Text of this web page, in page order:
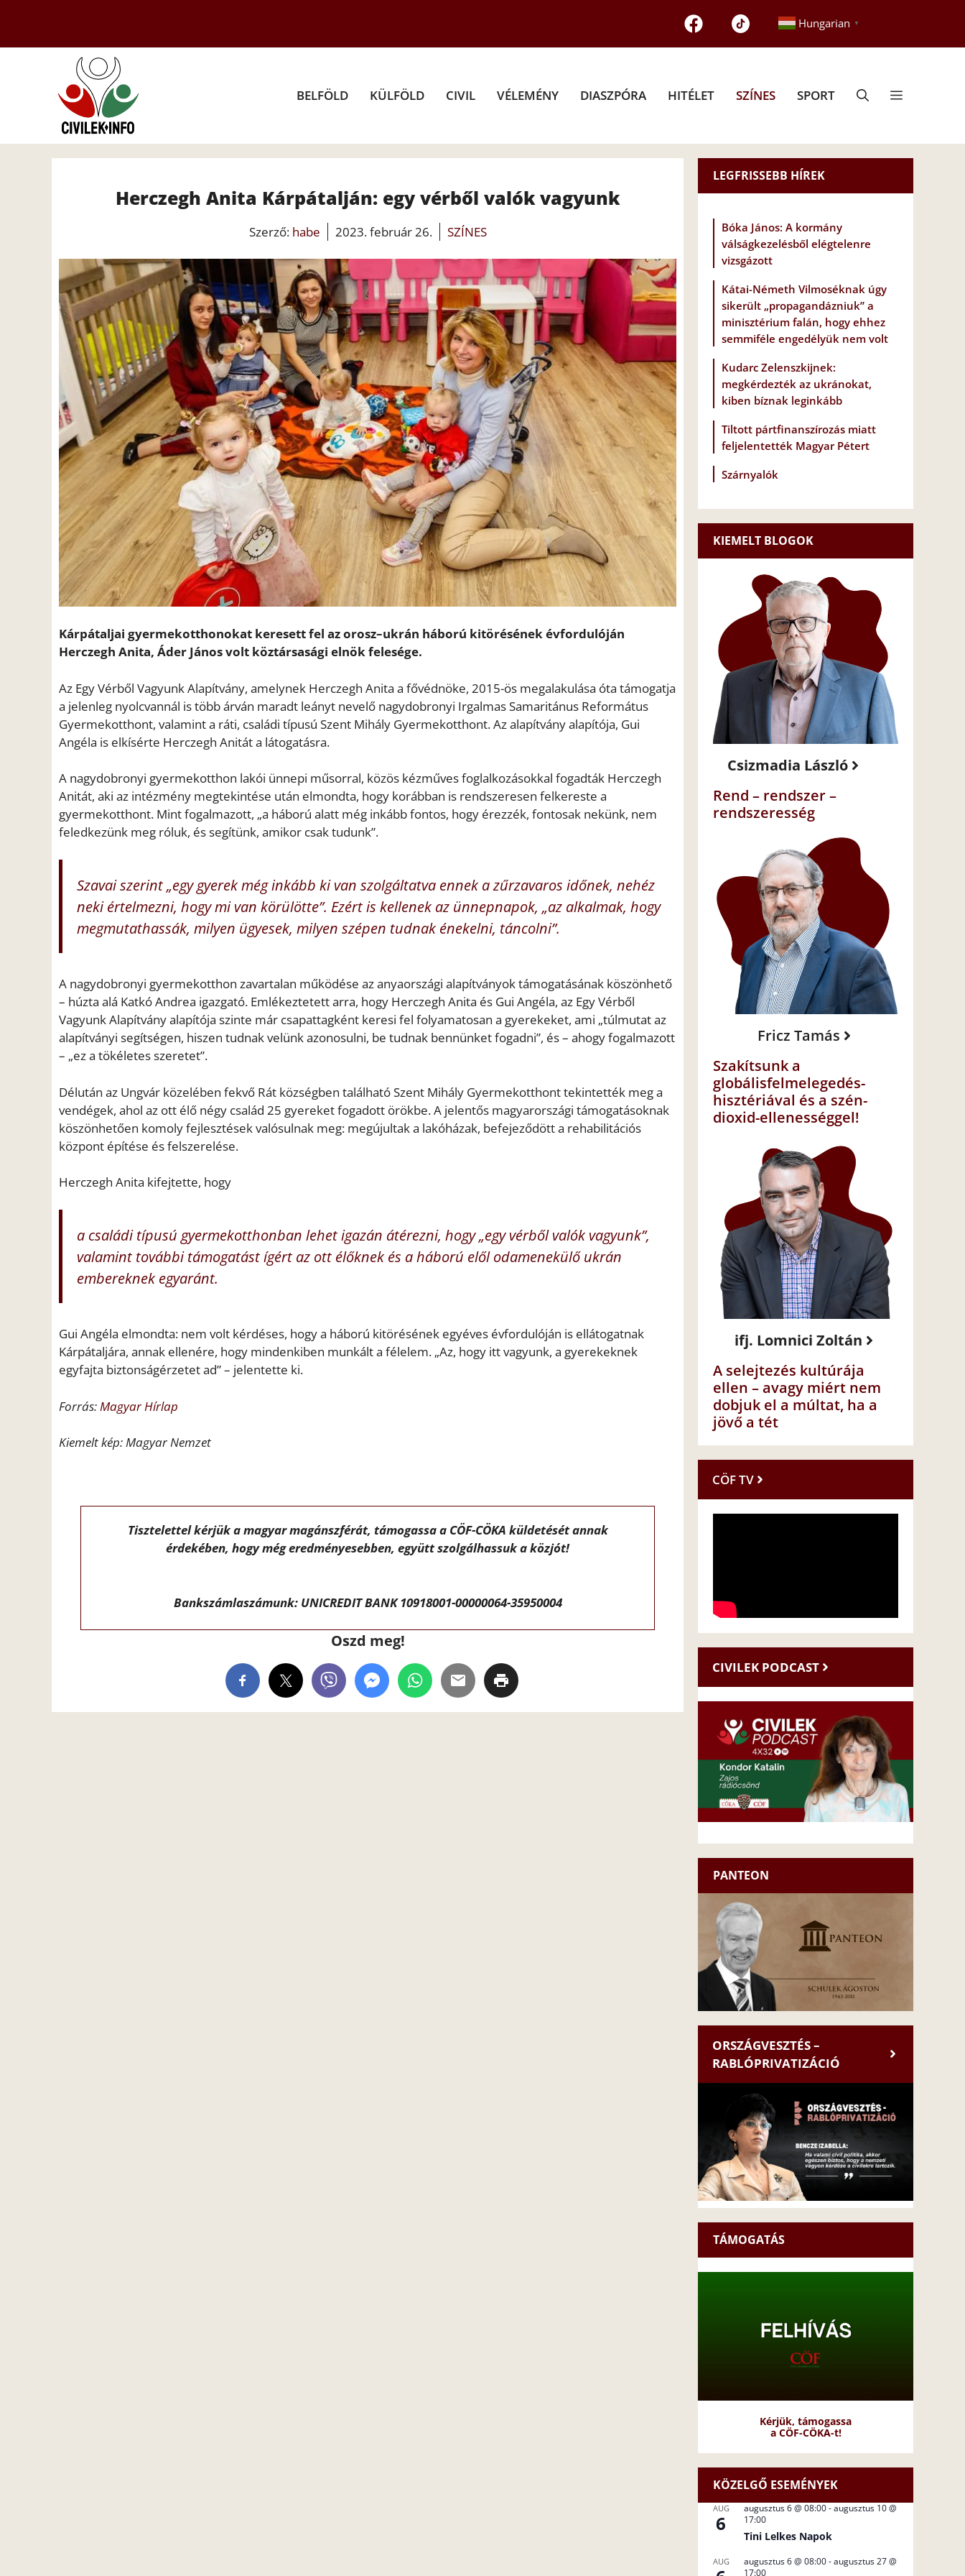
tartalomba
Hungarian ▼
BELFÖLD KÜLFÖLD CIVIL VÉLEMÉNY DIASZPÓRA HITÉLET SZÍNES SPORT
Herczegh Anita Kárpátalján: egy vérből valók vagyunk
Szerző: habe 2023. február 26. SZÍNES
Kárpátaljai gyermekotthonokat keresett fel az orosz–ukrán háború kitörésének évfordulóján
Herczegh Anita, Áder János volt köztársasági elnök felesége.
Az Egy Vérből Vagyunk Alapítvány, amelynek Herczegh Anita a fővédnöke, 2015-ös megalakulása óta támogatja
a jelenleg nyolcvannál is több árván maradt leányt nevelő nagydobronyi Irgalmas Samaritánus Református
Gyermekotthont, valamint a ráti, családi típusú Szent Mihály Gyermekotthont. Az alapítvány alapítója, Gui
Angéla is elkísérte Herczegh Anitát a látogatásra.
A nagydobronyi gyermekotthon lakói ünnepi műsorral, közös kézműves foglalkozásokkal fogadták Herczegh
Anitát, aki az intézmény megtekintése után elmondta, hogy korábban is rendszeresen felkereste a
gyermekotthont. Mint fogalmazott, „a háború alatt még inkább fontos, hogy érezzék, fontosak nekünk, nem
feledkezünk meg róluk, és segítünk, amikor csak tudunk”.
Szavai szerint „egy gyerek még inkább ki van szolgáltatva ennek a zűrzavaros időnek, nehéz
neki értelmezni, hogy mi van körülötte”. Ezért is kellenek az ünnepnapok, „az alkalmak, hogy
megmutathassák, milyen ügyesek, milyen szépen tudnak énekelni, táncolni”.
A nagydobronyi gyermekotthon zavartalan működése az anyaországi alapítványok támogatásának köszönhető
– húzta alá Katkó Andrea igazgató. Emlékeztetett arra, hogy Herczegh Anita és Gui Angéla, az Egy Vérből
Vagyunk Alapítvány alapítója szinte már csapattagként keresi fel folyamatosan a gyerekeket, ami „túlmutat az
alapítványi segítségen, hiszen tudnak velünk azonosulni, be tudnak bennünket fogadni”, és – ahogy fogalmazott
– „ez a tökéletes szeretet”.
Délután az Ungvár közelében fekvő Rát községben található Szent Mihály Gyermekotthont tekintették meg a
vendégek, ahol az ott élő négy család 25 gyereket fogadott örökbe. A jelentős magyarországi támogatásoknak
köszönhetően komoly fejlesztések valósulnak meg: megújultak a lakóházak, befejeződött a rehabilitációs
központ építése és felszerelése.
Herczegh Anita kifejtette, hogy
a családi típusú gyermekotthonban lehet igazán átérezni, hogy „egy vérből valók vagyunk”,
valamint további támogatást ígért az ott élőknek és a háború elől odamenekülő ukrán
embereknek egyaránt.
Gui Angéla elmondta: nem volt kérdéses, hogy a háború kitörésének egyéves évfordulóján is ellátogatnak
Kárpátaljára, annak ellenére, hogy mindenkiben munkált a félelem. „Az, hogy itt vagyunk, a gyerekeknek
egyfajta biztonságérzetet ad” – jelentette ki.
Forrás:Magyar Hírlap
Kiemelt kép: Magyar Nemzet
Tisztelettel kérjük a magyar magánszférát, támogassa a CÖF-CÖKA küldetését annak
érdekében, hogy még eredményesebben, együtt szolgálhassuk a közjót!
Bankszámlaszámunk: UNICREDIT BANK 10918001-00000064-35950004
Oszd meg!
LEGFRISSEBB HÍREK
Bóka János: A kormány
válságkezelésből elégtelenre
vizsgázott
Kátai-Németh Vilmoséknak úgy
sikerült „propagandázniuk” a
minisztérium falán, hogy ehhez
semmiféle engedélyük nem volt
Kudarc Zelenszkijnek:
megkérdezték az ukránokat,
kiben bíznak leginkább
Tiltott pártfinanszírozás miatt
feljelentették Magyar Pétert
Szárnyalók
KIEMELT BLOGOK
Csizmadia László
Rend – rendszer –
rendszeresség
Fricz Tamás
Szakítsunk a
globálisfelmelegedés-
hisztériával és a szén-
dioxid-ellenességgel!
ifj. Lomnici Zoltán
A selejtezés kultúrája
ellen – avagy miért nem
dobjuk el a múltat, ha a
jövő a tét
CÖF TV
CIVILEK PODCAST
PANTEON
ORSZÁGVESZTÉS –
RABLÓPRIVATIZÁCIÓ
TÁMOGATÁS
Kérjük, támogassa
a CÖF-CÖKA-t!
KÖZELGŐ ESEMÉNYEK
AUG
6
augusztus 6 @ 08:00-augusztus 10 @
17:00
Tini Lelkes Napok
AUG augusztus 6 @ 08:00-augusztus 27 @
17:00